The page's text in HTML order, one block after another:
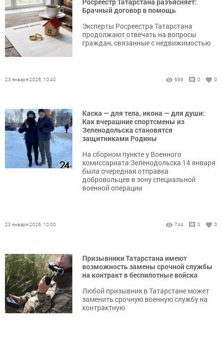
Росреестр Татарстана разъясняет:
Брачный договор в помощь
Эксперты Росреестра Татарстана
продолжают отвечать на вопросы
граждан, связанные с недвижимостью
23 января 2026, 10:40 669 0 0
Каска — для тела, икона — для души:
Как вчерашние спортсмены из
Зеленодольска становятся
защитниками Родины
На сборном пункте у Военного
комиссариата Зеленодольска 14 января
была очередная отправка
добровольцев в зону специальной
военной операции
23 января 2026, 10:00 744 0 0
Призывники Татарстана имеют
возможность замены срочной службы
на контракт в беспилотные войска
Любой призывник в Татарстане может
заменить срочную военную службу на
контрактную